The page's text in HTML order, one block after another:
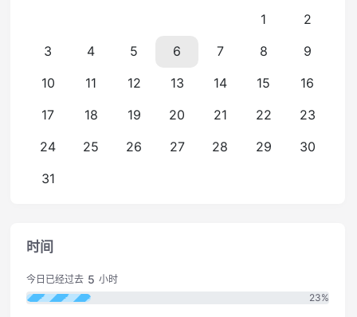
1
2
3
4 5 6 7 8
9
10
11 12 13 14 15
16
17
18 19 20 21 22
23
24
25 26 27 28 29
30
31
时间
今日已经过去 5 小时
23%